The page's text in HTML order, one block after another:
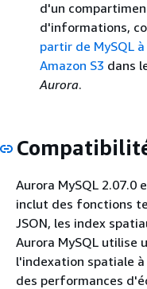
d'un
d'informations,
partir de MySQL
Amazon S3 dans
Aurora.
Aurora MySQL 2.07.0
inclut des fonctions
JSON, les index
Aurora MySQL utilise
l'indexation spatiale
des performances